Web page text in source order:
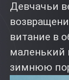
Девчачьи
витание в
маленький
зимнюю